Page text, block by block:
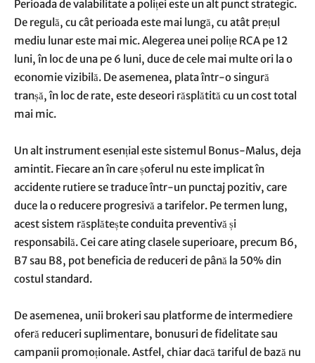
Perioada de valabilitate a poliței este un alt punct strategic.
De regulă, cu cât perioada este mai lungă, cu atât prețul
mediu lunar este mai mic. Alegerea unei polițe RCA pe 12
luni, în loc de una pe 6 luni, duce de cele mai multe ori la o
economie vizibilă. De asemenea, plata într-o singură
tranșă, în loc de rate, este deseori răsplătită cu un cost total
mai mic.
Un alt instrument esențial este sistemul Bonus-Malus, deja
amintit. Fiecare an în care șoferul nu este implicat în
accidente rutiere se traduce într-un punctaj pozitiv, care
duce la o reducere progresivă a tarifelor. Pe termen lung,
acest sistem răsplătește conduita preventivă și
responsabilă. Cei care ating clasele superioare, precum B6,
B7 sau B8, pot beneficia de reduceri de până la 50% din
costul standard.
De asemenea, unii brokeri sau platforme de intermediere
oferă reduceri suplimentare, bonusuri de fidelitate sau
campanii promoționale. Astfel, chiar dacă tariful de bază nu